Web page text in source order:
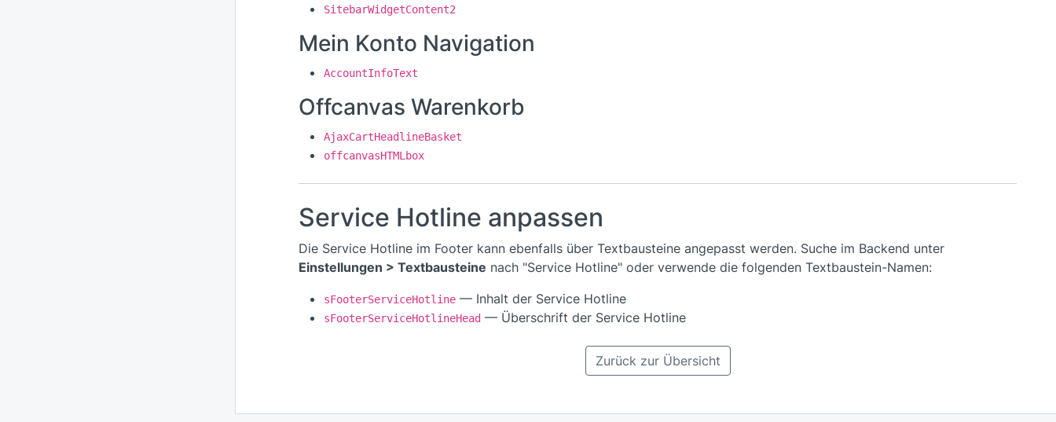
SitebarWidgetContent2
Mein Konto Navigation
AccountInfoText
Offcanvas Warenkorb
AjaxCartHeadlineBasket
offcanvasHTMLbox
Service Hotline anpassen
Die Service Hotline im Footer kann ebenfalls über Textbausteine angepasst werden. Suche im Backend unter
Einstellungen > Textbausteine nach "Service Hotline" oder verwende die folgenden Textbaustein-Namen:
sFooterServiceHotline — Inhalt der Service Hotline
sFooterServiceHotlineHead — Überschrift der Service Hotline
Zurück zur Übersicht